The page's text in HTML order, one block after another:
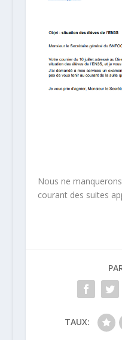
Nous ne
courant des suites
TAUX: